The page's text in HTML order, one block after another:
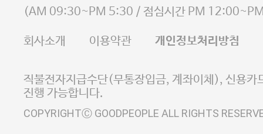
사업자등록번호 105-81-58242
E-MAIL goodpeople@gpin.co.kr
사업자정보확인
이니시스 에스크로 서비
(AM 09:30~PM 5:30 / 점심시간 PM
회사소개 이용약관 개인정보처리방침
직불전자지급수단(무통장입금, 계좌이체), 신용카
진행 가능합니다.
COPYRIGHTⒸ GOODPEOPLE ALL RIGHTS